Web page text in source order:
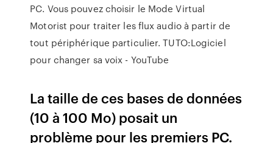
PC. Vous pouvez choisir le Mode Virtual
Motorist pour traiter les flux audio à partir de
tout périphérique particulier. TUTO:Logiciel
pour changer sa voix - YouTube
La taille de ces bases de données
(10 à 100 Mo) posait un
problème pour les premiers PC.